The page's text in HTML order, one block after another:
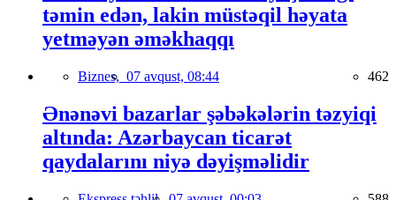
təmin edən, lakin müstəqil həyata
yetməyən əməkhaqqı
Biznes, 07 avqust, 08:44 462
Ənənəvi bazarlar şəbəkələrin təzyiqi
altında: Azərbaycan ticarət
qaydalarını niyə dəyişməlidir